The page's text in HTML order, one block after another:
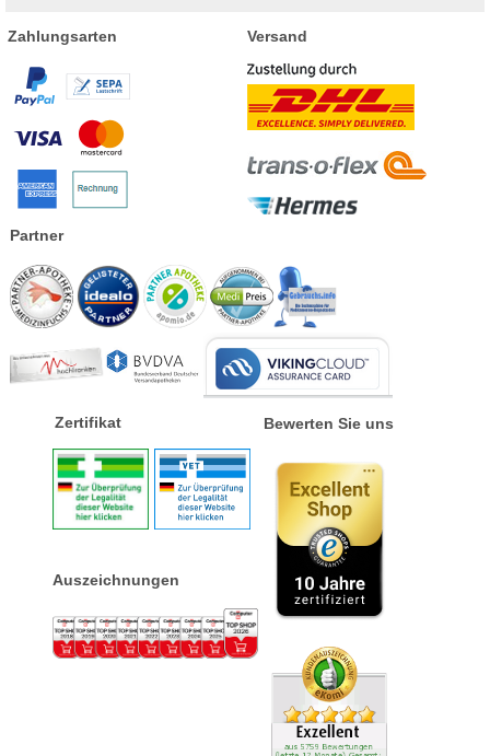
Zahlungsarten Versand
Partner
Zertifikat
Auszeichnungen
Bewerten Sie uns